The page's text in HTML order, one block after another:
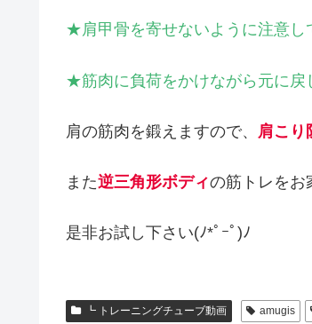
★肩甲骨を寄せないように注意し
★筋肉に負荷をかけながら元に戻
肩の筋肉を鍛えますので、 肩こり
また逆三角形ボディの筋トレをお
是非お試し下さい(ﾉ*ﾟｰﾟ)ﾉ
┗ トレーニングチューブ動画 amugis